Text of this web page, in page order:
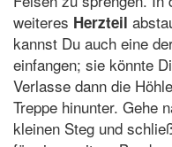
weiteres Herzteil
kannst Du auch eine
einfangen; sie könnte
Verlasse dann die
Treppe hinunter. Gehe
kleinen Steg und